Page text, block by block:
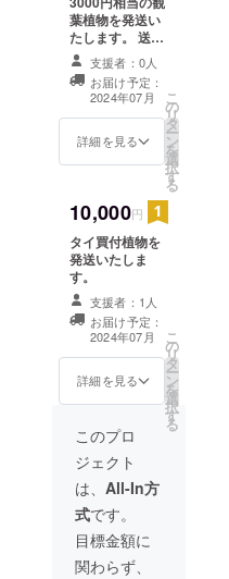
葉植物を発送い
たします。 送料
は負担いたしま
す。支援者：0人
お届け予定：
2024年07月
詳細を見る
こ
の
リ
タ
ー
ン
を
選
択
す
る
10,000円
タイ買付植物を
発送いたしま
す。
支援者：1人
お届け予定：
2024年07月
詳細を見る
こ
の
リ
タ
ー
ン
を
選
択
す
る
このプロ
ジェクト
は、 All-In方
式です。
目標金額に
関わらず、